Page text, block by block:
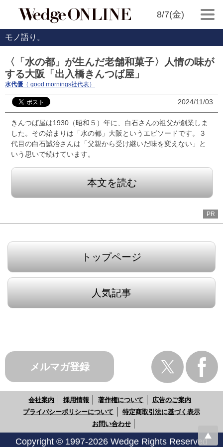
8/7(金)
モノ語り。
〈「水の都」が生んだ老舗和菓子〉人情の味が
する大阪「出入橋きんつば屋」
水代優 （ good mornings社代表）
2024/11/03
きんつば屋は1930（昭和５）年に、白石さんの祖父が創業しま
した。その始まりは「水の都」大阪というエピソードです。３
代目の白石誠治さんは「父親から受け継いだ味を変えない」と
いう思いで続けています。
本文を読む
PR
トップページ
人気記事
メルマガ登録
会社案内 採用情報 著作権について
広告のご案内
プライバシーポリシーについて
特定商取引法に基づく表示
お問い合わせ
Copyright © 1997-2026 Wedge Rights Reserved